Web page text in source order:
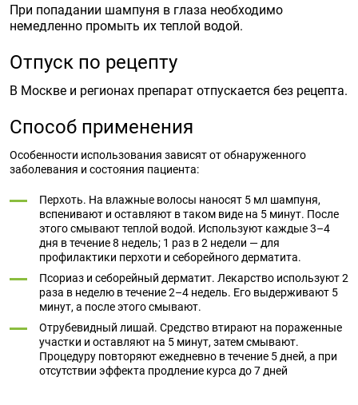
При попадании шампуня в глаза необходимо
немедленно промыть их теплой водой.
Отпуск по рецепту
В Москве и регионах препарат отпускается без рецепта.
Способ применения
Особенности использования зависят от обнаруженного
заболевания и состояния пациента:
Перхоть. На влажные волосы наносят 5 мл шампуня,
вспенивают и оставляют в таком виде на 5 минут. После
этого смывают теплой водой. Используют каждые 3–4
дня в течение 8 недель; 1 раз в 2 недели — для
профилактики перхоти и себорейного дерматита.
Псориаз и себорейный дерматит. Лекарство используют 2
раза в неделю в течение 2–4 недель. Его выдерживают 5
минут, а после этого смывают.
Отрубевидный лишай. Средство втирают на пораженные
участки и оставляют на 5 минут, затем смывают.
Процедуру повторяют ежедневно в течение 5 дней, а при
отсутствии эффекта продление курса до 7 дней